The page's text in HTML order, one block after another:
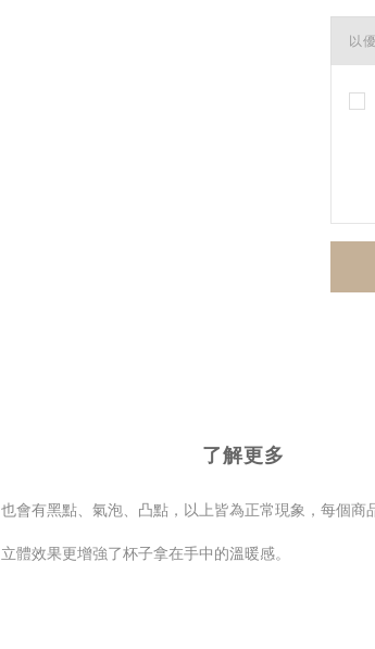
以
了解更多
有黑點、氣泡、凸點，以上皆為正常現象，每個商
體效果更增強了杯子拿在手中的溫暖感。